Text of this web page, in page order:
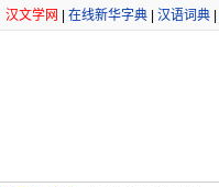
汉文学网 在线新华字典 汉语词典